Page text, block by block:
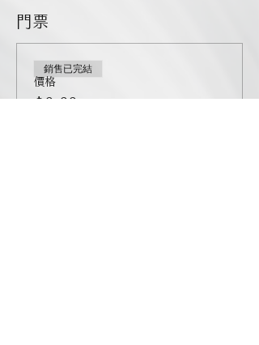
門票
價格
$0.00
銷售已完結